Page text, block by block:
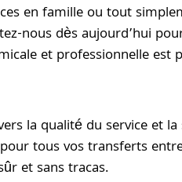
en famille ou tout
nous dès aujourd’hui
et professionnelle est
la qualité du service et
tous vos transferts
et sans tracas.